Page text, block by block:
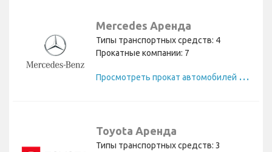
Mercedes Аренда
Типы транспортных средств: 4
Прокатные компании: 7
П
росмотреть прокат автомобилей Mercedes
Toyota Аренда
Типы транспортных средств: 3